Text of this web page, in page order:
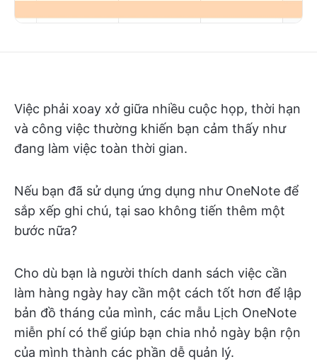
Việc phải xoay xở giữa nhiều cuộc họp, thời hạn
và công việc thường khiến bạn cảm thấy như
đang làm việc toàn thời gian.
Nếu bạn đã sử dụng ứng dụng như OneNote để
sắp xếp ghi chú, tại sao không tiến thêm một
bước nữa?
Cho dù bạn là người thích danh sách việc cần
làm hàng ngày hay cần một cách tốt hơn để lập
bản đồ tháng của mình, các mẫu Lịch OneNote
miễn phí có thể giúp bạn chia nhỏ ngày bận rộn
của mình thành các phần dễ quản lý.